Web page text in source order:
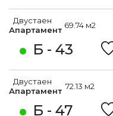
Б - 43
Двустаен
Апартамент 69.74 м2
Б - 47
Двустаен
Апартамент 72.13 м2